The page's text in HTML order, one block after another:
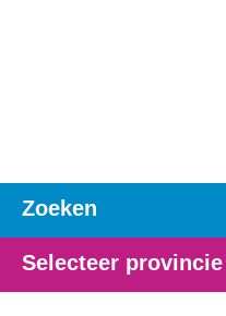
Zoeken
Selecteer provincie